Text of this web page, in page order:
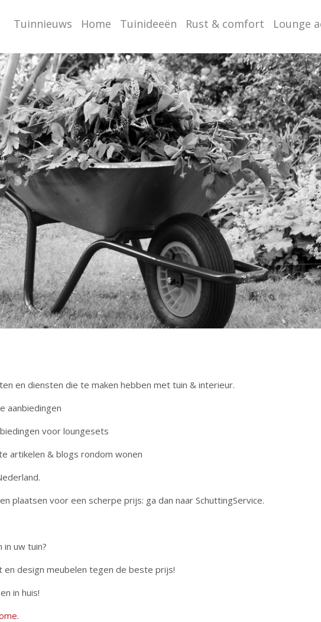
Tuinnieuws Home Tuinideeën Rust & comfort Lounge
en diensten die te maken hebben met tuin & interieur.
aanbiedingen
voor loungesets
artikelen & blogs rondom wonen
plaatsen voor een scherpe prijs: ga dan naar SchuttingService.
in uw tuin?
design meubelen tegen de beste prijs!
in huis!
.